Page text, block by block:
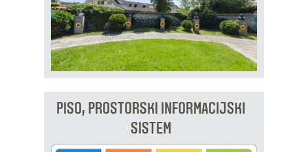
PISO, PROSTORSKI INFORMACIJSKI
SISTEM